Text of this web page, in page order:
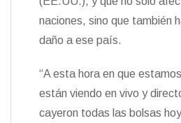
naciones, sino que también
daño a ese país.
“A esta hora en que
están viendo en vivo y
cayeron todas las bolsas